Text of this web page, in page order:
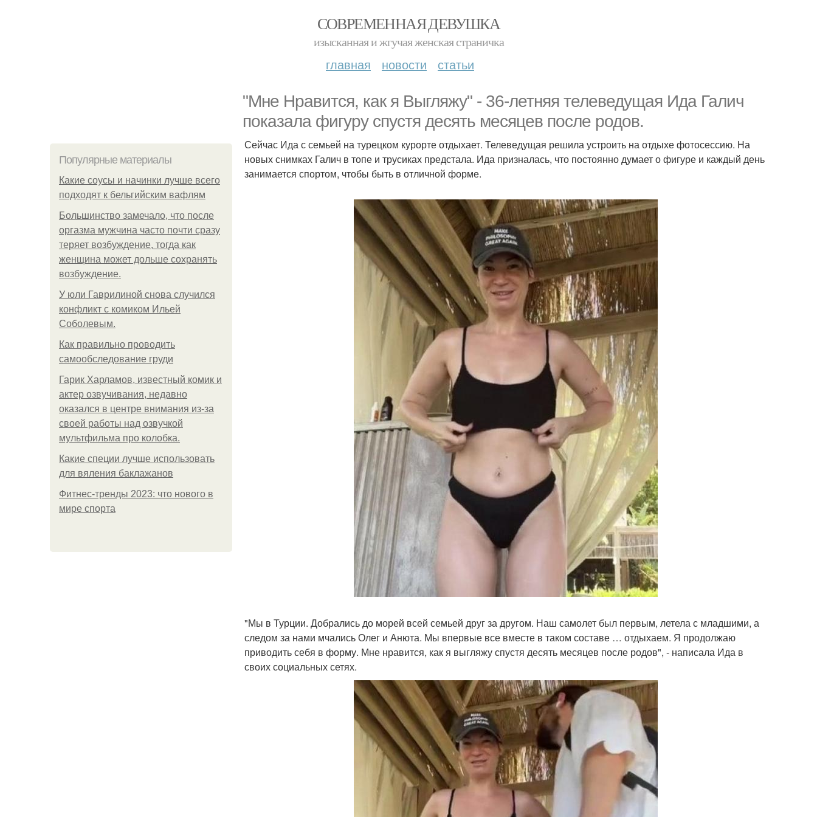
СОВРЕМЕННАЯ ДЕВУШКА
изысканная и жгучая женская страничка
главная новости статьи
"Мне Нравится, как я Выгляжу" - 36-летняя телеведущая Ида Галич
показала фигуру спустя десять месяцев после родов.
Популярные материалы
Какие соусы и начинки лучше всего
подходят к бельгийским вафлям
Большинство замечало, что после
оргазма мужчина часто почти сразу
теряет возбуждение, тогда как
женщина может дольше сохранять
возбуждение.
У юли Гаврилиной снова случился
конфликт с комиком Ильей
Соболевым.
Как правильно проводить
самообследование груди
Гарик Харламов, известный комик и
актер озвучивания, недавно
оказался в центре внимания из-за
своей работы над озвучкой
мультфильма про колобка.
Какие специи лучше использовать
для вяления баклажанов
Фитнес-тренды 2023: что нового в
мире спорта
Сейчас Ида с семьей на турецком курорте отдыхает. Телеведущая решила устроить на отдыхе фотосессию. На
новых снимках Галич в топе и трусиках предстала. Ида призналась, что постоянно думает о фигуре и каждый день
занимается спортом, чтобы быть в отличной форме.
"Мы в Турции. Добрались до морей всей семьей друг за другом. Наш самолет был первым, летела с младшими, а
следом за нами мчались Олег и Анюта. Мы впервые все вместе в таком составе … отдыхаем. Я продолжаю
приводить себя в форму. Мне нравится, как я выгляжу спустя десять месяцев после родов", - написала Ида в
своих социальных сетях.